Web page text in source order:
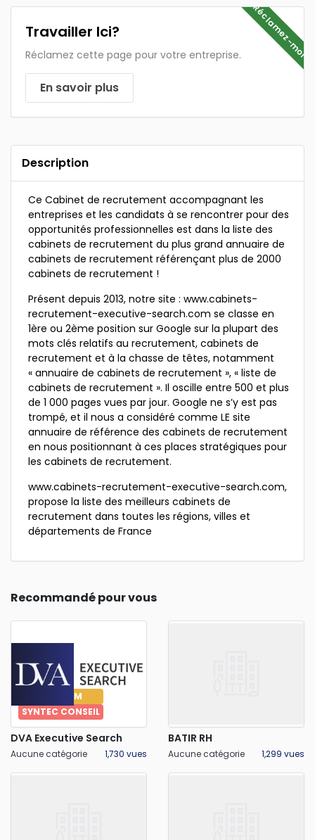
Réclamez-moi
Travailler Ici?
Réclamez cette page pour votre entreprise.
En savoir plus
Description
Ce Cabinet de recrutement accompagnant les
entreprises et les candidats à se rencontrer pour des
opportunités professionnelles est dans la liste des
cabinets de recrutement du plus grand annuaire de
cabinets de recrutement référençant plus de 2000
cabinets de recrutement !
Présent depuis 2013, notre site : www.cabinets-
recrutement-executive-search.com se classe en
1ère ou 2ème position sur Google sur la plupart des
mots clés relatifs au recrutement, cabinets de
recrutement et à la chasse de têtes, notamment
« annuaire de cabinets de recrutement », « liste de
cabinets de recrutement ». Il oscille entre 500 et plus
de 1 000 pages vues par jour. Google ne s’y est pas
trompé, et il nous a considéré comme LE site
annuaire de référence des cabinets de recrutement
en nous positionnant à ces places stratégiques pour
les cabinets de recrutement.
www.cabinets-recrutement-executive-search.com,
propose la liste des meilleurs cabinets de
recrutement dans toutes les régions, villes et
départements de France
Recommandé pour vous
PREMIUM
SYNTEC CONSEIL
DVA Executive Search
Aucune catégorie 1,730 vues
BATIR RH
Aucune catégorie 1,299 vues